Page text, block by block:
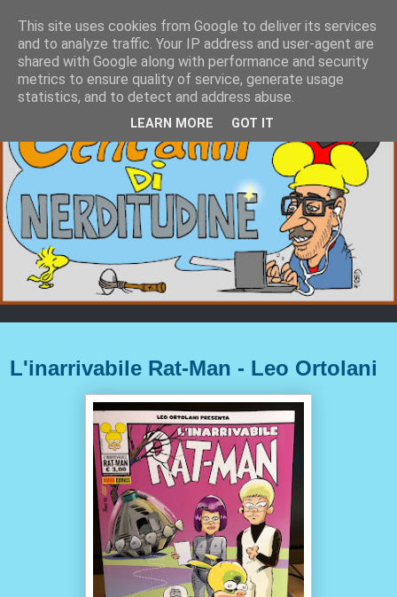
L'inarrivabile Rat-Man - Leo Ortolani
This site uses cookies from Google to deliver its services
and to analyze traffic. Your IP address and user-agent are
shared with Google along with performance and security
metrics to ensure quality of service, generate usage
statistics, and to detect and address abuse.
LEARN MORE GOT IT